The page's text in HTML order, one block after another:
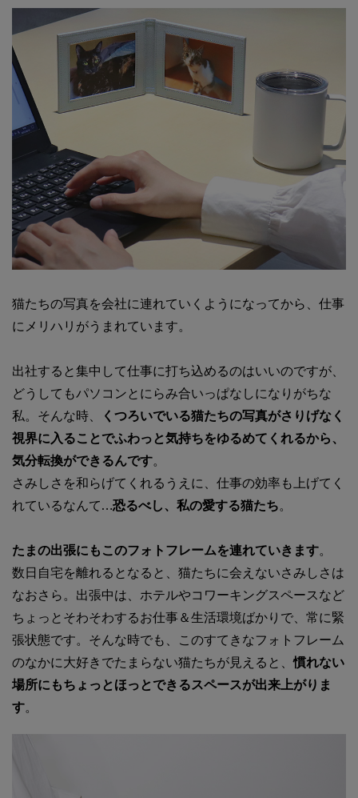
猫たちの写真を会社に連れていくようになってから、仕事
にメリハリがうまれています。
出社すると集中して仕事に打ち込めるのはいいのですが、
どうしてもパソコンとにらみ合いっぱなしになりがちな
私。そんな時、
くつろいでいる猫たちの写真がさりげなく
視界に入ることでふわっと気持ちをゆるめてくれるから、
気分転換ができるんです。
さみしさを和らげてくれるうえに、仕事の効率も上げてく
れているなんて…恐るべし、私の愛する猫たち。
たまの出張にもこのフォトフレームを連れていきます。
数日自宅を離れるとなると、猫たちに会えないさみしさは
なおさら。出張中は、ホテルやコワーキングスペースなど
ちょっとそわそわするお仕事＆生活環境ばかりで、常に緊
張状態です。そんな時でも、このすてきなフォトフレーム
のなかに大好きでたまらない猫たちが見えると、慣れない
場所にもちょっとほっとできるスペースが出来上がりま
す。